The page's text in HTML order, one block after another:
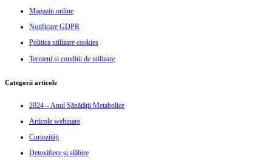
Magazin online
Notificare GDPR
Politica utilizare cookies
Termeni și condiții de utilizare
Categorii articole
2024 – Anul Sănătății Metabolice
Articole webinare
Curiozități
Detoxifiere și slăbire